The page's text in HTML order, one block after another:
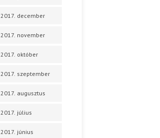
2017. december
2017. november
2017. október
2017. szeptember
2017. augusztus
2017. július
2017. június